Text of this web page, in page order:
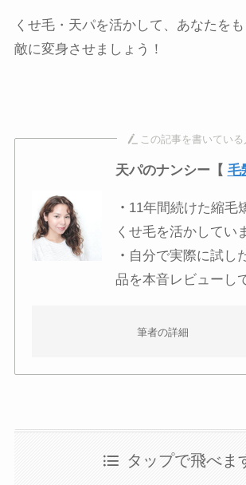
くせ毛・天パを活かして、あなたを
敵に変身させましょう！
この記事を書いている
天パのナンシー【 毛
・ 11年間続けた縮毛
くせ毛を活かしてい
・ 自分で実際に試し
品を本音レビューし
筆者の詳細
タップで飛べま